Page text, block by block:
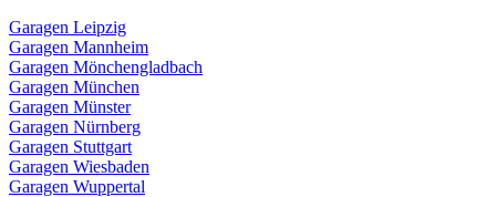
Garagen Leipzig
Garagen Mannheim
Garagen Mönchengladbach
Garagen München
Garagen Münster
Garagen Nürnberg
Garagen Stuttgart
Garagen Wiesbaden
Garagen Wuppertal